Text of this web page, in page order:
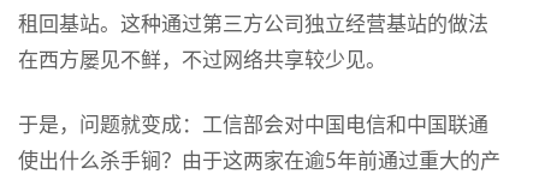
租回基站。这种通过第三方公司独立经营基站的做法
在西方屡见不鲜，不过网络共享较少见。
于是，问题就变成：工信部会对中国电信和中国联通
使出什么杀手锏？由于这两家在逾5年前通过重大的产